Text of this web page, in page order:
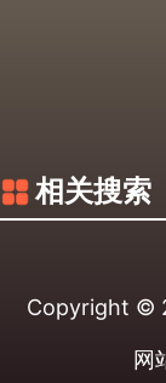
相关搜索
Copyright ©
网